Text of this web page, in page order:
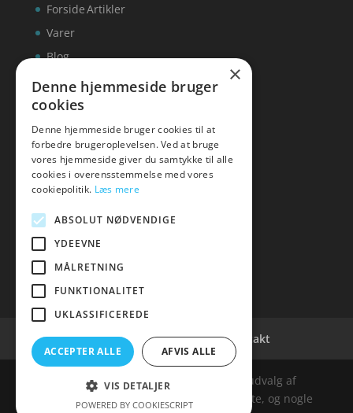
Forside
Varer
Blog
Kontakt
Artikler
hvidevaremagasinet
Tlf: 7876 8672
Mail:
Cookie- og privatlivspolitik Kontakt
Denne hjemmeside samler et bredt udvalg af
spændende varer. Siden er et affiiliatesite, og nogle
×
Denne hjemmeside bruger
cookies
Denne hjemmeside bruger cookies til at
forbedre brugeroplevelsen. Ved at bruge
vores hjemmeside giver du samtykke til alle
cookies i overensstemmelse med vores
cookiepolitik. Læs mere
ABSOLUT NØDVENDIGE
YDEEVNE
MÅLRETNING
FUNKTIONALITET
UKLASSIFICEREDE
ACCEPTER ALLE AFVIS ALLE
VIS DETALJER
POWERED BY COOKIESCRIPT